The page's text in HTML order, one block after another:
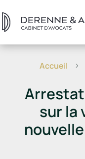
Accueil 5
sur la